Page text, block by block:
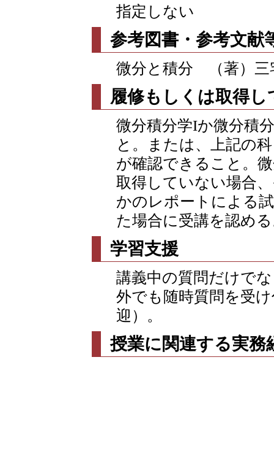
指定しない
参考図書・参考文献
微分と積分 （著）
履修もしくは取得
微分積分学Iか微分積
と。または、上記の
が確認できること。
取得していない場合
かのレポートによる
た場合に受講を認め
学習支援
講義中の質問だけで
外でも随時質問を受
迎）。
授業に関連する実務